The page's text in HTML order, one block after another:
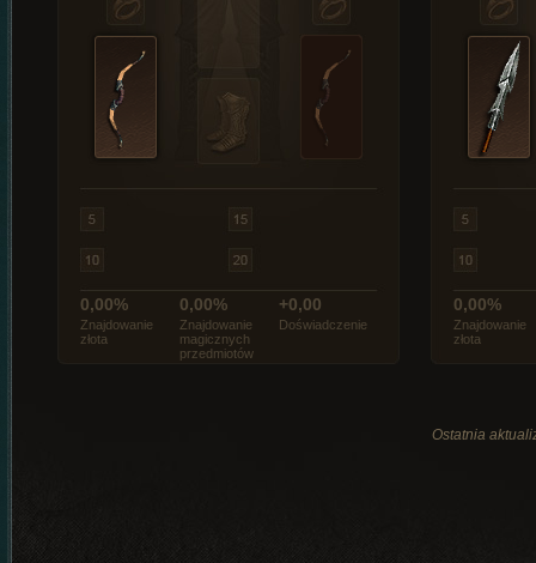
0,00%
Znajdowanie
złota
0,00%
Znajdowanie
magicznych
przedmiotów
+0,00
Doświadczenie
0,00%
Znajdowanie
złota
Ostatnia